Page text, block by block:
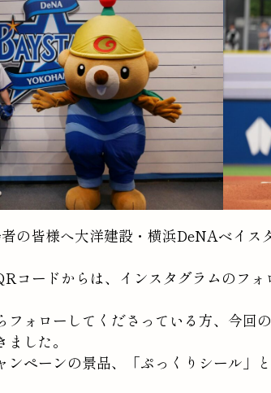
の皆様へ大洋建設・横浜DeNAベイ
コードからは、インスタグラムのフ
フォローしてくださっている方、今回
した。
ンペーンの景品、「ぷっくりシール」